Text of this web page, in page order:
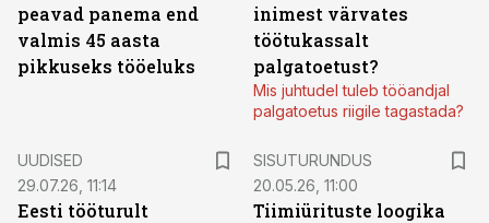
peavad panema end
valmis 45 aasta
pikkuseks tööeluks
inimest värvates
töötukassalt
palgatoetust?
Mis juhtudel tuleb tööandjal
palgatoetus riigile tagastada?
UUDISED
29.07.26, 11:14
Eesti tööturult
SISUTURUNDUS
20.05.26, 11:00
Tiimiürituste loogika